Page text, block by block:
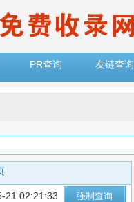
PR查询 友链查询
21 02:21:33